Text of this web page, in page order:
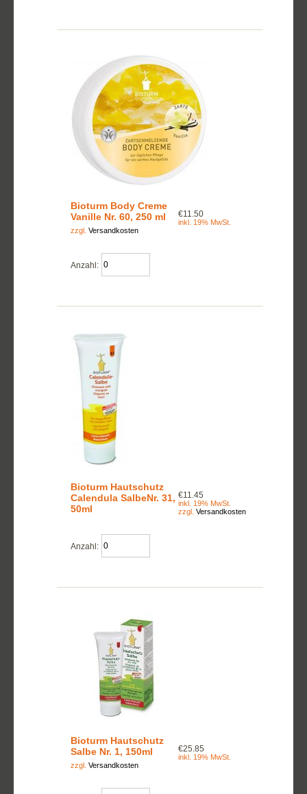
Bioturm Body Creme
Vanille Nr. 60, 250 ml
€11.50
inkl. 19% MwSt.
zzgl. Versandkosten
Anzahl:
Bioturm Hautschutz
Calendula SalbeNr. 31,
50ml
€11.45
inkl. 19% MwSt.
zzgl. Versandkosten
Anzahl:
Bioturm Hautschutz
Salbe Nr. 1, 150ml
€25.85
inkl. 19% MwSt.
zzgl. Versandkosten